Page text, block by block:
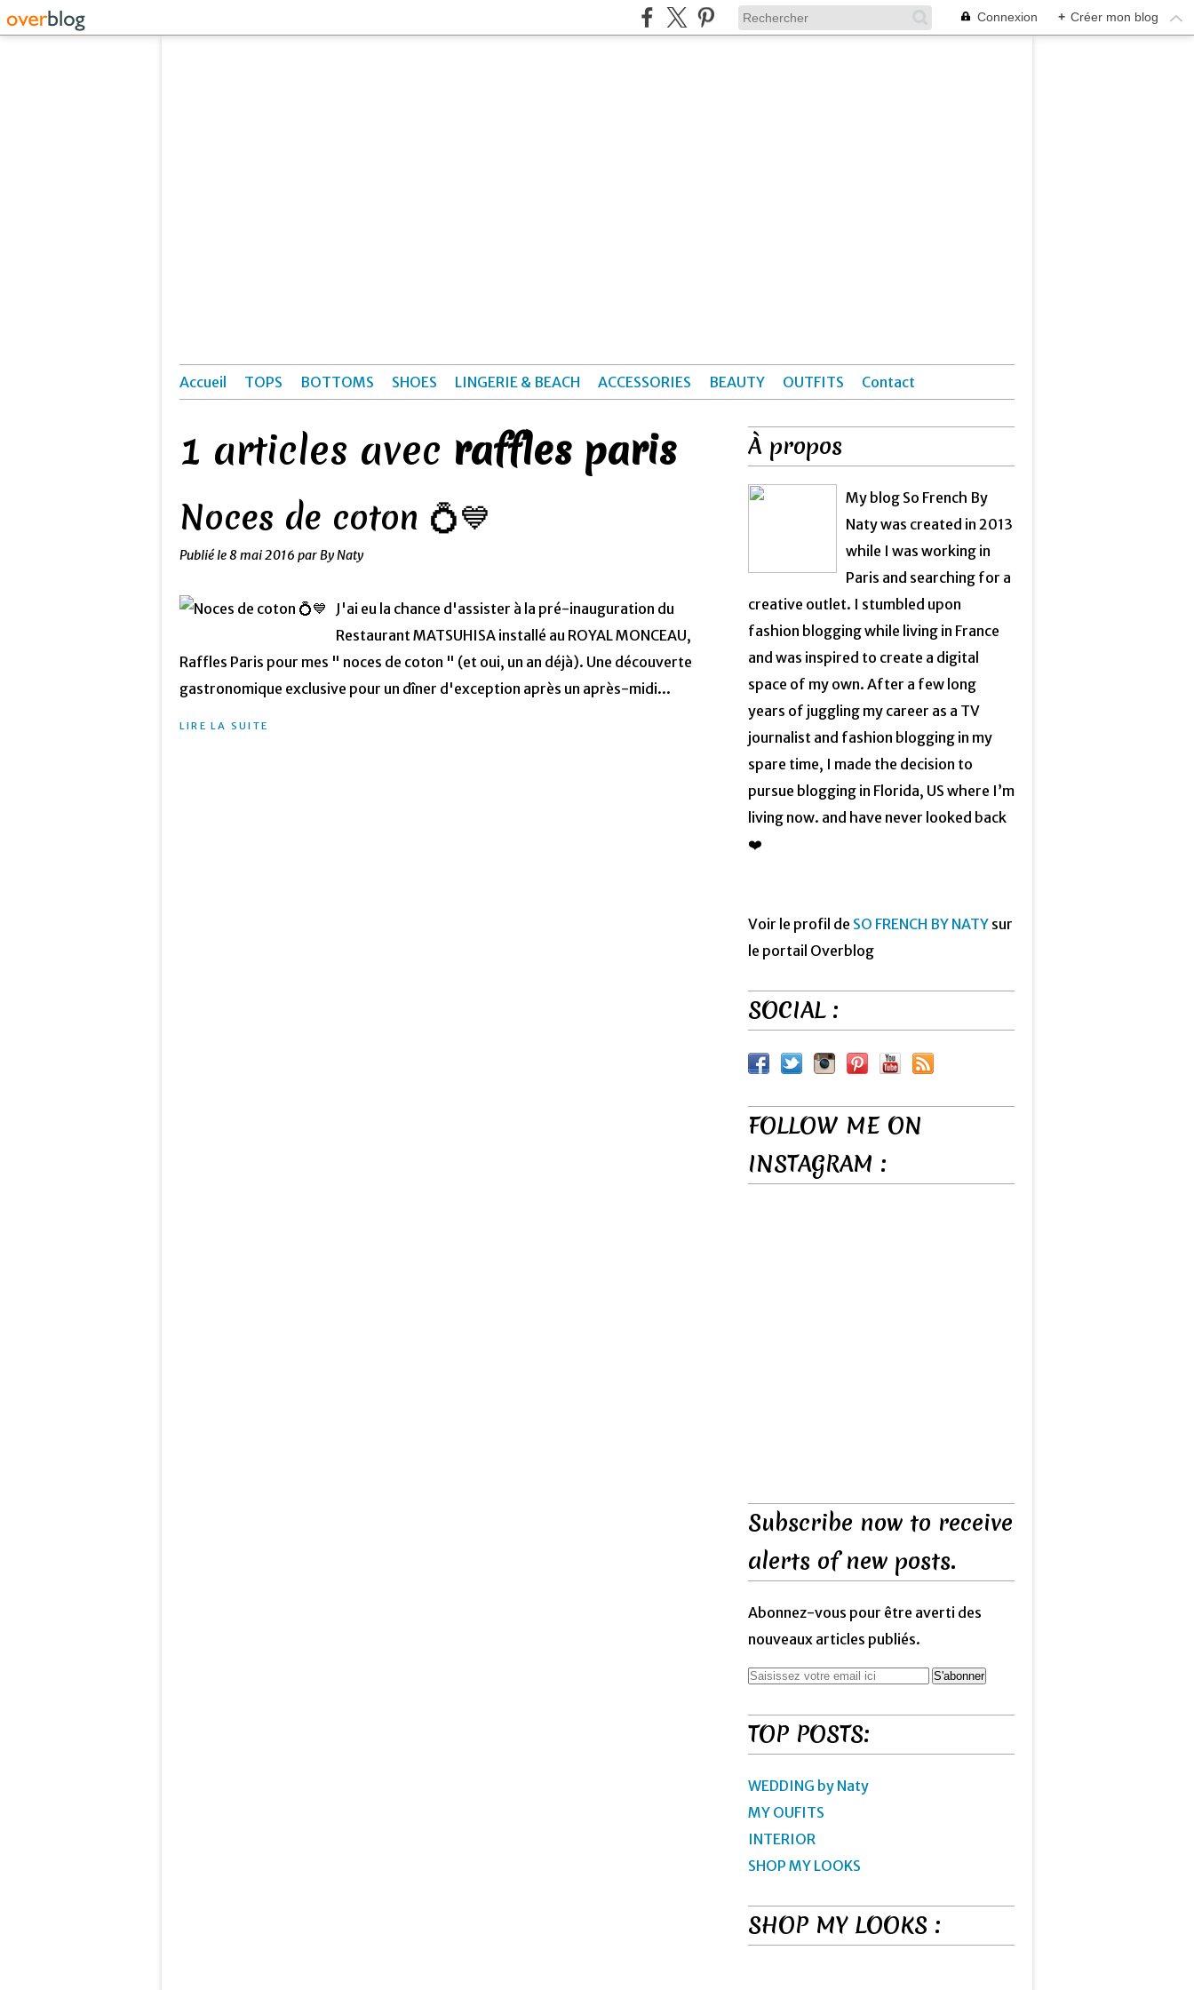
Connexion + Créer mon blog
Accueil TOPS BOTTOMS SHOES LINGERIE & BEACH ACCESSORIES BEAUTY OUTFITS Contact
1 articles avec raffles paris
Noces de coton 💍💙
Publié le8 mai 2016 par By Naty
J'ai eu la chance d'assister à la pré-inauguration du
Restaurant MATSUHISA installé au ROYAL MONCEAU,
Raffles Paris pour mes " noces de coton " (et oui, un an déjà). Une découverte
gastronomique exclusive pour un dîner d'exception après un après-midi...
LIRE LA SUITE
À propos
My blog So French By
Naty was created in 2013
while I was working in
Paris and searching for a
creative outlet. I stumbled upon
fashion blogging while living in France
and was inspired to create a digital
space of my own. After a few long
years of juggling my career as a TV
journalist and fashion blogging in my
spare time, I made the decision to
pursue blogging in Florida, US where I’m
living now. and have never looked back
❤️
Voir le profil de SO FRENCH BY NATY sur
le portail Overblog
SOCIAL :
FOLLOW ME ON
INSTAGRAM :
Subscribe now to receive
alerts of new posts.
Abonnez-vous pour être averti des
nouveaux articles publiés.
TOP POSTS:
WEDDING by Naty
MY OUFITS
INTERIOR
SHOP MY LOOKS
SHOP MY LOOKS :